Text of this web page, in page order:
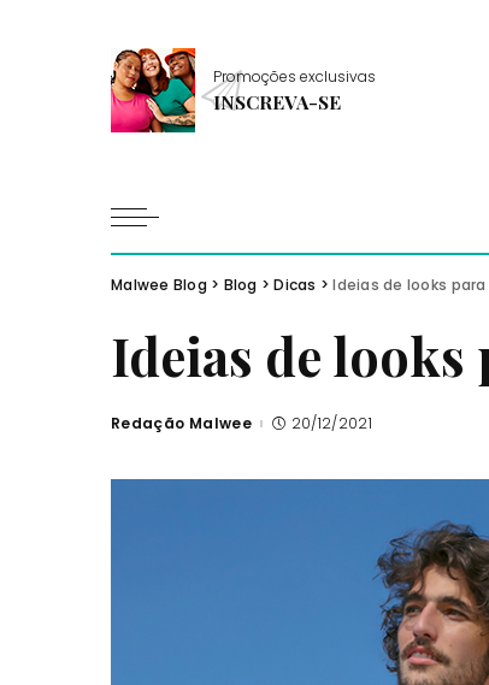
Promoções exclusivas
INSCREVA-SE
Malwee Blog > Blog >Dicas >Ideias de looks para
Ideias de looks
Redação Malwee 20/12/2021